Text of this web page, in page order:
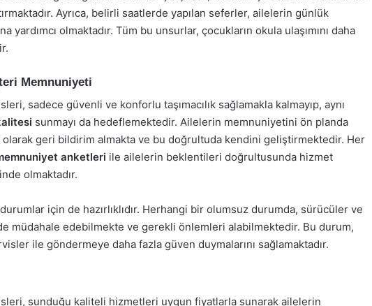
Ayrıca, belirli saatlerde yapılan seferler, ailelerin günlük
yardımcı olmaktadır. Tüm bu unsurlar, çocukların okula ulaşımını daha
Memnuniyeti
sadece güvenli ve konforlu taşımacılık sağlamakla kalmayıp, aynı
sunmayı da hedeflemektedir. Ailelerin memnuniyetini ön planda
geri bildirim almakta ve bu doğrultuda kendini geliştirmektedir. Her
anketleri ile ailelerin beklentileri doğrultusunda hizmet
olmaktadır.
için de hazırlıklıdır. Herhangi bir olumsuz durumda, sürücüler ve
müdahale edebilmekte ve gerekli önlemleri alabilmektedir. Bu durum,
ile göndermeye daha fazla güven duymalarını sağlamaktadır.
sunduğu kaliteli hizmetleri uygun fiyatlarla sunarak ailelerin